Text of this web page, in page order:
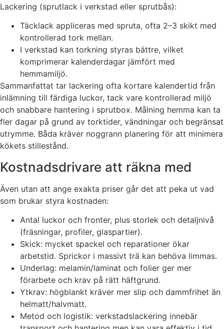
Lackering (sprutlack i verkstad eller sprutbås):
Täcklack appliceras med spruta, ofta 2–3 skikt med
kontrollerad tork mellan.
I verkstad kan torkning styras bättre, vilket
komprimerar kalenderdagar jämfört med
hemmamiljö.
Sammanfattat tar lackering ofta kortare kalendertid från
inlämning till färdiga luckor, tack vare kontrollerad miljö
och snabbare hantering i sprutbox. Målning hemma kan ta
fler dagar på grund av torktider, vändningar och begränsat
utrymme. Båda kräver noggrann planering för att minimera
kökets stillestånd.
Kostnadsdrivare att räkna med
Även utan att ange exakta priser går det att peka ut vad
som brukar styra kostnaden:
Antal luckor och fronter, plus storlek och detaljnivå
(fräsningar, profiler, glaspartier).
Skick: mycket spackel och reparationer ökar
arbetstid. Sprickor i massivt trä kan behöva limmas.
Underlag: melamin/laminat och folier ger mer
förarbete och krav på rätt häftgrund.
Ytkrav: högblankt kräver mer slip och dammfrihet än
helmatt/halvmatt.
Metod och logistik: verkstadslackering innebär